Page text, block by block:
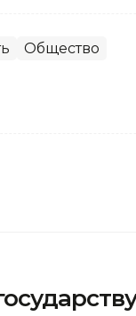
Общество